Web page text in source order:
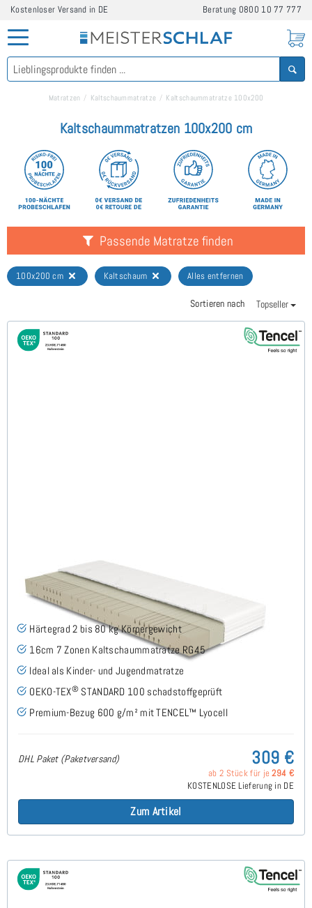
Kostenloser Versand in DE Beratung 0800 10 77 777
Matratzen Kaltschaummatratze Kaltschaummatratze 100x200
Kaltschaummatratzen 100x200 cm
Passende Matratze finden
100x200 cm Kaltschaum Alles entfernen
Sortieren nach Topseller
Midsofty H2 (TENCEL™ Lyocell) Kaltschaummatratze
100x200 cm
Härtegrad 2 bis 80 kg Körpergewicht
16cm 7 Zonen Kaltschaummatratze RG45
Ideal als Kinder- und Jugendmatratze
OEKO-TEX® STANDARD 100 schadstoffgeprüft
Premium-Bezug 600 g/m² mit TENCEL™ Lyocell
DHL Paket (Paketversand) 309 €
ab 2 Stück für je294 €
KOSTENLOSE Lieferung in DE
Zum Artikel